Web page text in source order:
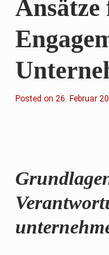
Ansätze
Posted on2
r
0
2
26. Februar